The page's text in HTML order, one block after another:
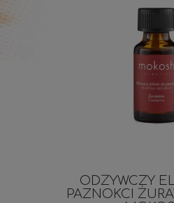
ODŻYWCZY
PAZNOKCI